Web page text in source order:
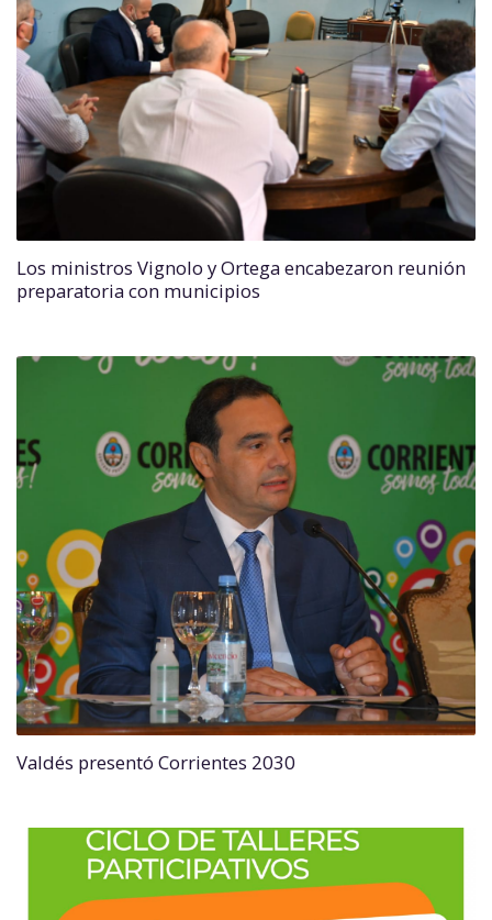
Los ministros Vignolo y Ortega encabezaron reunión
preparatoria con municipios
Valdés presentó Corrientes 2030